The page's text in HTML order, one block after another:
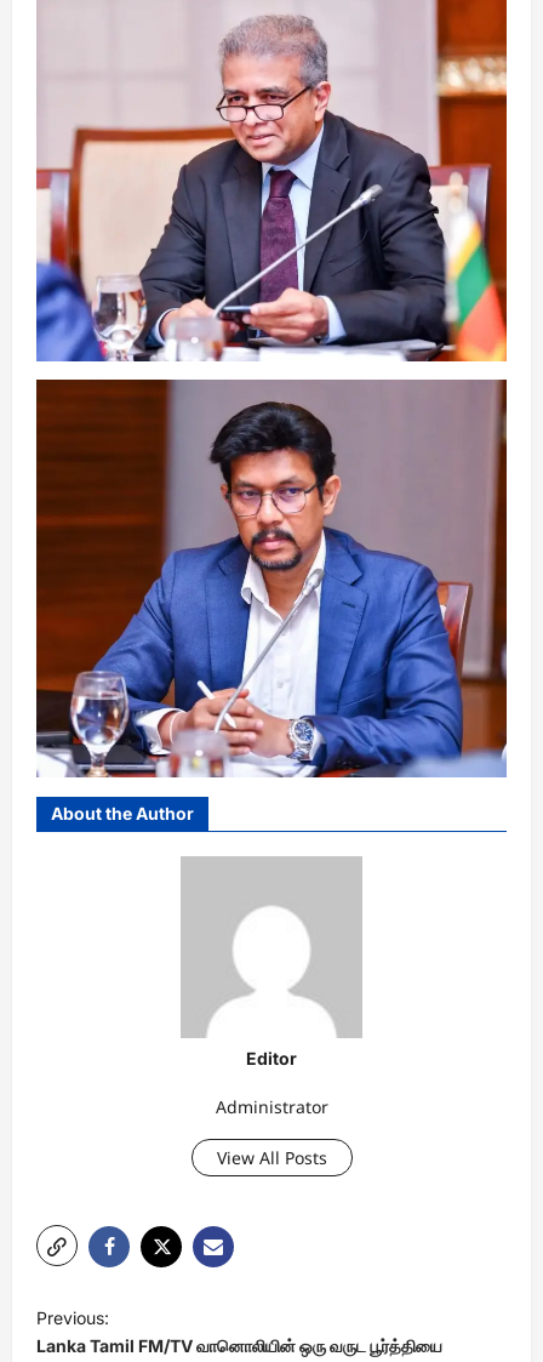
About the Author
Editor
Administrator
View All Posts
P
o
Previous:
Lanka Tamil FM/TV வானொலியின் ஒரு வருட பூர்த்தியை